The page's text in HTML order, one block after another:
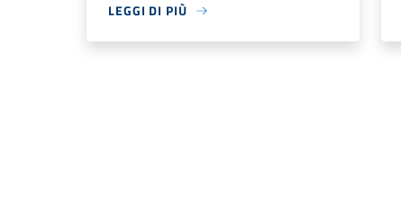
LEGGI DI PIÙ